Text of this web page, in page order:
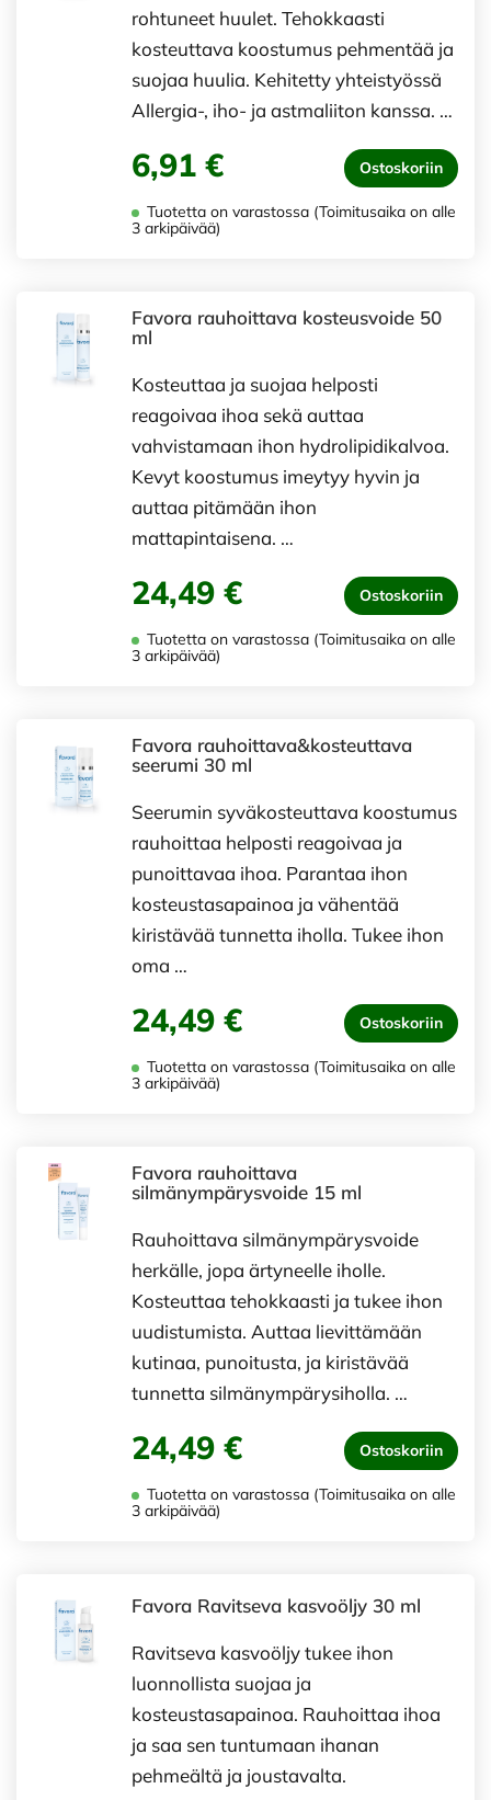
rohtuneet huulet. Tehokkaasti
kosteuttava koostumus pehmentää ja
suojaa huulia. Kehitetty yhteistyössä
Allergia-, iho- ja astmaliiton kanssa. …
6,91 € Ostoskoriin
Tuotetta on varastossa (Toimitusaika on alle
3 arkipäivää)
Favora rauhoittava kosteusvoide 50
ml
Kosteuttaa ja suojaa helposti
reagoivaa ihoa sekä auttaa
vahvistamaan ihon hydrolipidikalvoa.
Kevyt koostumus imeytyy hyvin ja
auttaa pitämään ihon
mattapintaisena. …
24,49 € Ostoskoriin
Tuotetta on varastossa (Toimitusaika on alle
3 arkipäivää)
Favora rauhoittava&kosteuttava
seerumi 30 ml
Seerumin syväkosteuttava koostumus
rauhoittaa helposti reagoivaa ja
punoittavaa ihoa. Parantaa ihon
kosteustasapainoa ja vähentää
kiristävää tunnetta iholla. Tukee ihon
oma …
24,49 € Ostoskoriin
Tuotetta on varastossa (Toimitusaika on alle
3 arkipäivää)
Favora rauhoittava
silmänympärysvoide 15 ml
Rauhoittava silmänympärysvoide
herkälle, jopa ärtyneelle iholle.
Kosteuttaa tehokkaasti ja tukee ihon
uudistumista. Auttaa lievittämään
kutinaa, punoitusta, ja kiristävää
tunnetta silmänympärysiholla. …
24,49 € Ostoskoriin
Tuotetta on varastossa (Toimitusaika on alle
3 arkipäivää)
Favora Ravitseva kasvoöljy 30 ml
Ravitseva kasvoöljy tukee ihon
luonnollista suojaa ja
kosteustasapainoa. Rauhoittaa ihoa
ja saa sen tuntumaan ihanan
pehmeältä ja joustavalta.